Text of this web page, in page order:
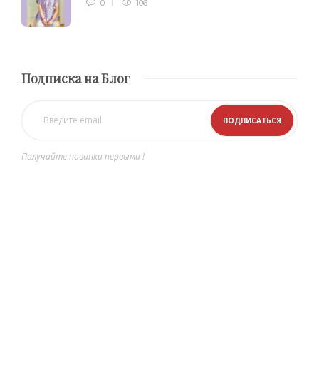
0 106
Подписка на Блог
Получайте новинки первыми !